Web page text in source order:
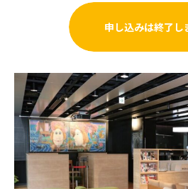
申し込みは終了し